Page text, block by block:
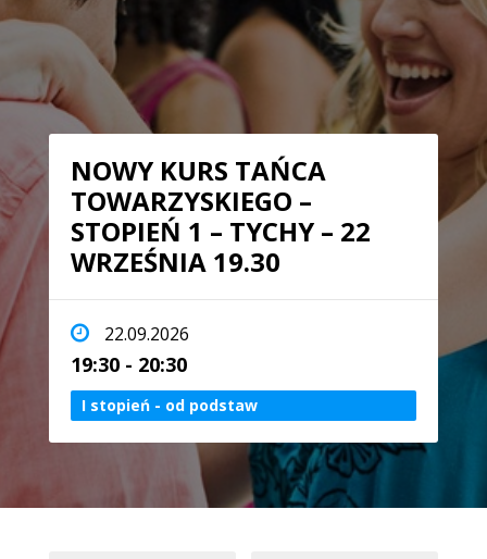
NOWY KURS TAŃCA
TOWARZYSKIEGO –
STOPIEŃ 1 – TYCHY – 22
WRZEŚNIA 19.30
22.09.2026
19:30 - 20:30
I stopień - od podstaw